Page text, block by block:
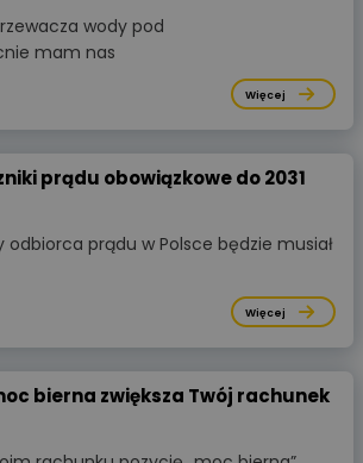
wody pod
mam nas
Więcej
prądu obowiązkowe do 2031
odbiorca prądu w Polsce będzie musiał
Więcej
bierna zwiększa Twój rachunek